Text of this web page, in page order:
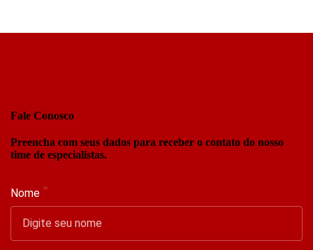
Fale Conosco
Preencha com seus dados para receber o contato do nosso
time de especialistas.
Nome